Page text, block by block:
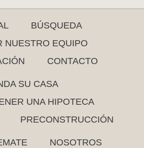
BÚSQUEDA
NUESTRO EQUIPO
CONTACTO
SU CASA
UNA HIPOTECA
PRECONSTRUCCIÓN
NOSOTROS